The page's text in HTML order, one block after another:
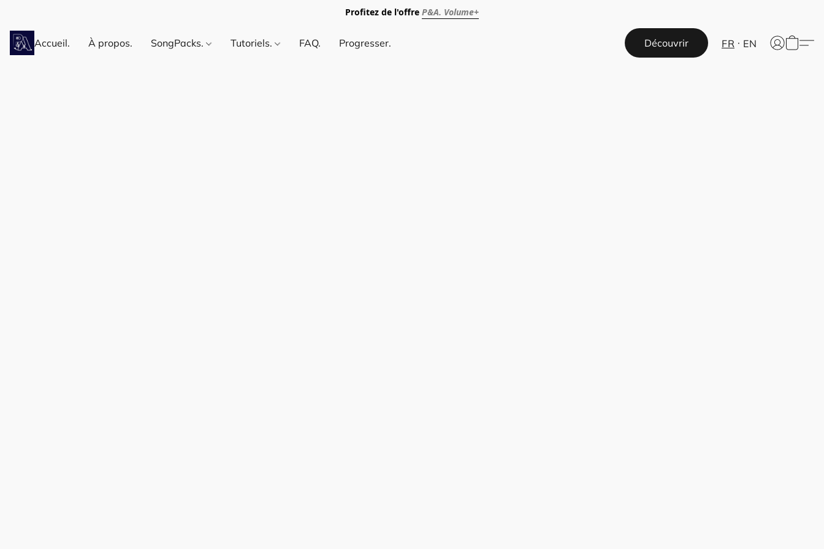
Profitez de l'offre P&A. Volume+
Accueil. À propos. SongPacks. Tutoriels. FAQ. Progresser. Découvrir FR EN